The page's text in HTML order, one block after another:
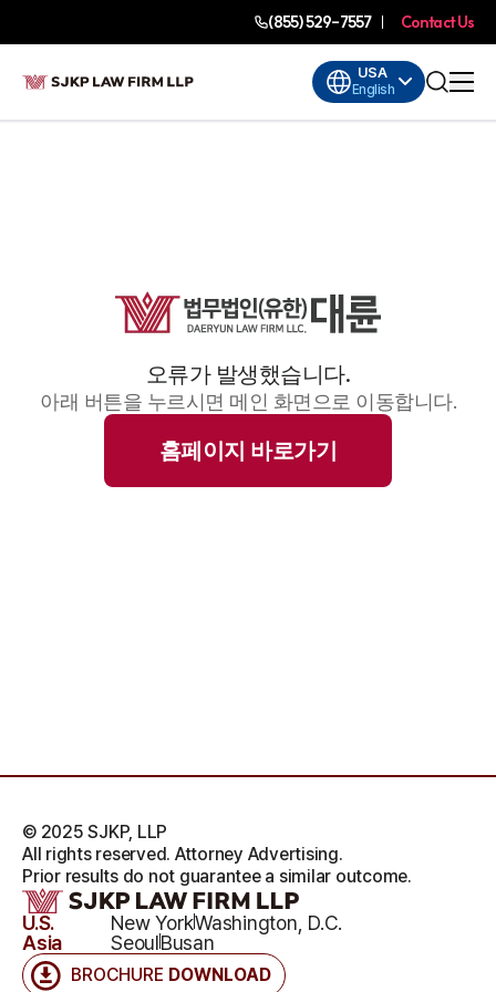
(855) 529-7557 Contact Us
USA
English
오류가 발생했습니다.
아래 버튼을 누르시면 메인 화면으로 이동합니다.
홈페이지 바로가기
BROCHURE DOWNLOAD
U.S. New YorkWashington, D.C.
Asia
SeoulBusan
© 2025 SJKP, LLP
All rights reserved. Attorney Advertising.
Prior results do not guarantee a similar outcome.